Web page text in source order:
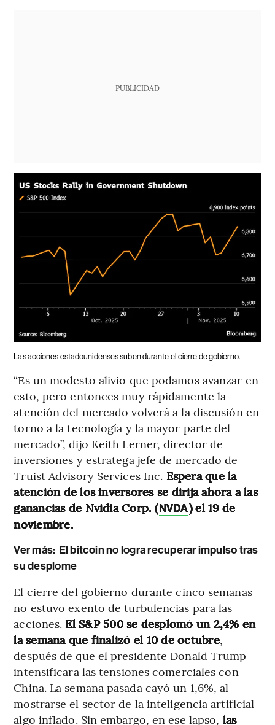
PUBLICIDAD
Las acciones estadounidenses suben durante el cierre de gobierno.
“Es un modesto alivio que podamos avanzar en
esto, pero entonces muy rápidamente la
atención del mercado volverá a la discusión en
torno a la tecnología y la mayor parte del
mercado”, dijo Keith Lerner, director de
inversiones y estratega jefe de mercado de
Truist Advisory Services Inc. Espera que la
atención de los inversores se dirija ahora a las
ganancias de Nvidia Corp. (NVDA) el 19 de
noviembre.
Ver más: El bitcoin no logra recuperar impulso tras
su desplome
El cierre del gobierno durante cinco semanas
no estuvo exento de turbulencias para las
acciones. El S&P 500 se desplomó un 2,4% en
la semana que finalizó el 10 de octubre,
después de que el presidente Donald Trump
intensificara las tensiones comerciales con
China. La semana pasada cayó un 1,6%, al
mostrarse el sector de la inteligencia artificial
algo inflado. Sin embargo, en ese lapso, las